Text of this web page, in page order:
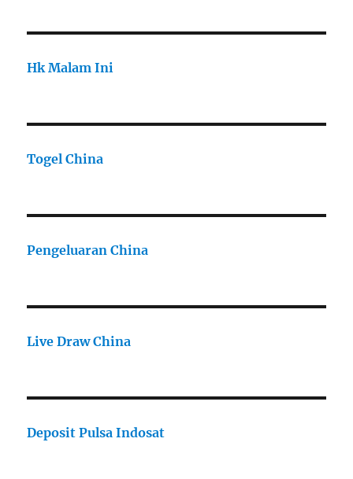
Hk Malam Ini
Togel China
Pengeluaran China
Live Draw China
Deposit Pulsa Indosat